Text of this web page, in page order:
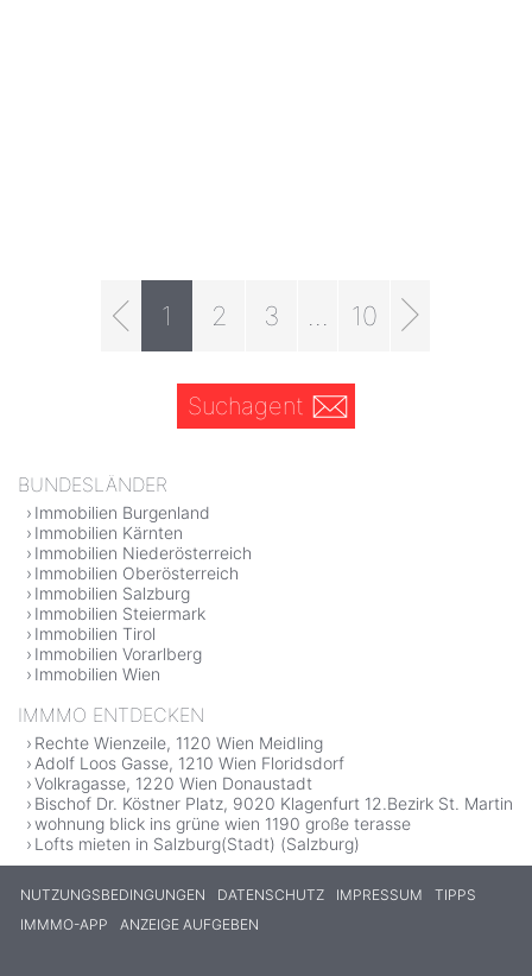
1 2 3 10
Suchagent
BUNDESLÄNDER
Immobilien Burgenland
Immobilien Kärnten
Immobilien Niederösterreich
Immobilien Oberösterreich
Immobilien Salzburg
Immobilien Steiermark
Immobilien Tirol
Immobilien Vorarlberg
Immobilien Wien
IMMMO ENTDECKEN
Rechte Wienzeile, 1120 Wien Meidling
Adolf Loos Gasse, 1210 Wien Floridsdorf
Volkragasse, 1220 Wien Donaustadt
Bischof Dr. Köstner Platz, 9020 Klagenfurt 12.Bezirk St. Martin
wohnung blick ins grüne wien 1190 große terasse
Lofts mieten in Salzburg(Stadt) (Salzburg)
NUTZUNGSBEDINGUNGEN DATENSCHUTZ IMPRESSUM
TIPPS
IMMMO-APP
ANZEIGE AUFGEBEN